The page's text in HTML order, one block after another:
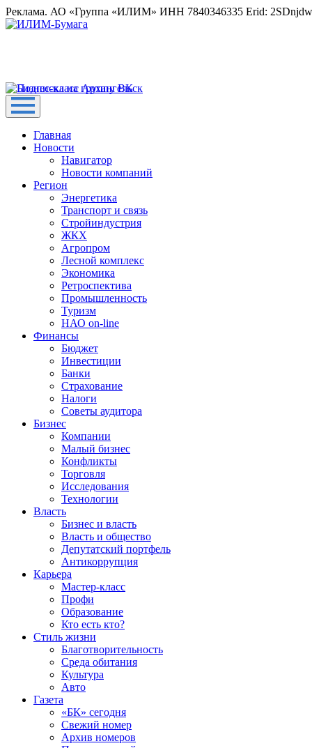
Реклама. АО «Группа «ИЛИМ» ИНН 7840346335 Erid:
Главная
Новости
Навигатор
Новости компаний
Регион
Энергетика
Транспорт и связь
Стройиндустрия
ЖКХ
Агропром
Лесной комплекс
Экономика
Ретроспектива
Промышленность
Туризм
НАО on-line
Финансы
Бюджет
Инвестиции
Банки
Страхование
Налоги
Советы аудитора
Бизнес
Компании
Малый бизнес
Конфликты
Торговля
Исследования
Технологии
Власть
Бизнес и власть
Власть и общество
Депутатский портфель
Антикоррупция
Карьера
Мастер-класс
Профи
Образование
Кто есть кто?
Стиль жизни
Благотворительность
Среда обитания
Культура
Авто
Газета
«БК» сегодня
Свежий номер
Архив номеров